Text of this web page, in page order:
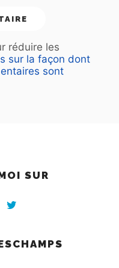
réduire les
sur la façon dont
sont
SUR